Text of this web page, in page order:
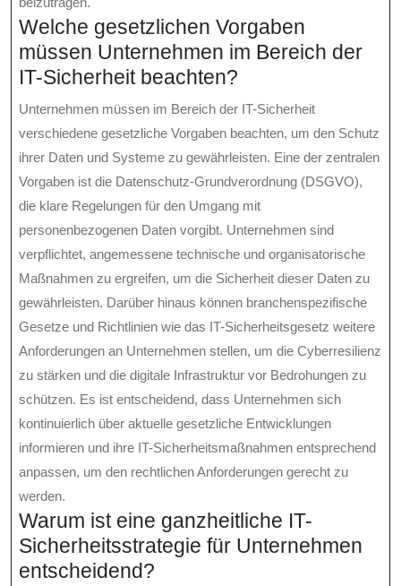
Welche gesetzlichen Vorgaben
müssen Unternehmen im Bereich der
IT-Sicherheit beachten?
Unternehmen müssen im Bereich der IT-Sicherheit
verschiedene gesetzliche Vorgaben beachten, um den Schutz
ihrer Daten und Systeme zu gewährleisten. Eine der zentralen
Vorgaben ist die Datenschutz-Grundverordnung (DSGVO),
die klare Regelungen für den Umgang mit
personenbezogenen Daten vorgibt. Unternehmen sind
verpflichtet, angemessene technische und organisatorische
Maßnahmen zu ergreifen, um die Sicherheit dieser Daten zu
gewährleisten. Darüber hinaus können branchenspezifische
Gesetze und Richtlinien wie das IT-Sicherheitsgesetz weitere
Anforderungen an Unternehmen stellen, um die Cyberresilienz
zu stärken und die digitale Infrastruktur vor Bedrohungen zu
schützen. Es ist entscheidend, dass Unternehmen sich
kontinuierlich über aktuelle gesetzliche Entwicklungen
informieren und ihre IT-Sicherheitsmaßnahmen entsprechend
anpassen, um den rechtlichen Anforderungen gerecht zu
werden.
Warum ist eine ganzheitliche IT-
Sicherheitsstrategie für Unternehmen
entscheidend?